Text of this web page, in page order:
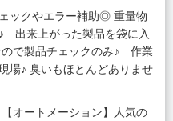
ックやエラー補助◎ 重量物
出来上がった製品を袋に入
ので製品チェックのみ♪ 作業
場♪ 臭いもほとんどありませ
【オートメーション】人気の